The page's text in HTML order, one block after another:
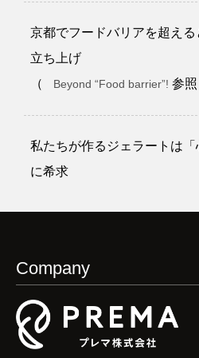
京都でフードバリアを超え
立ち上げ
（
Beyond “Food barrier”!参
私たちが作るジェラートは
に希求
Company